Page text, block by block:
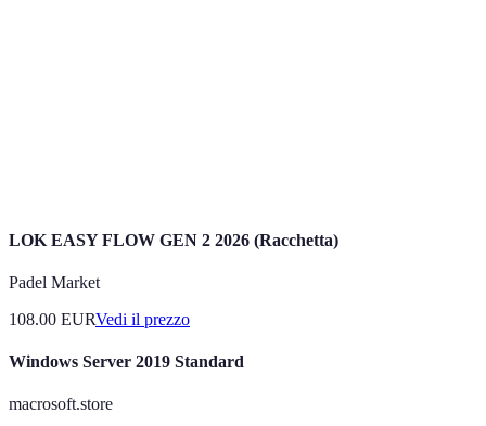
LOK EASY FLOW GEN 2 2026 (Racchetta)
Padel Market
108.00 EURVedi il prezzo
Windows Server 2019 Standard
macrosoft.store